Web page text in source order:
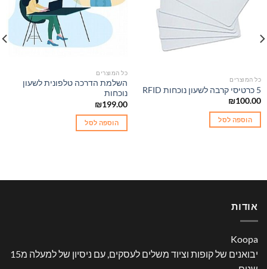
כל המוצרים
5 כרטיסי קרבה לשעון נוכחות RFID
₪100.00
הוספה לסל
כל המוצרים
השלמת הדרכה טלפונית לשעון
נוכחות
₪199.00
הוספה לסל
אודות
Koopa
יבואנים של קופות וציוד משלים לעסקים, עם ניסיון של למעלה מ15